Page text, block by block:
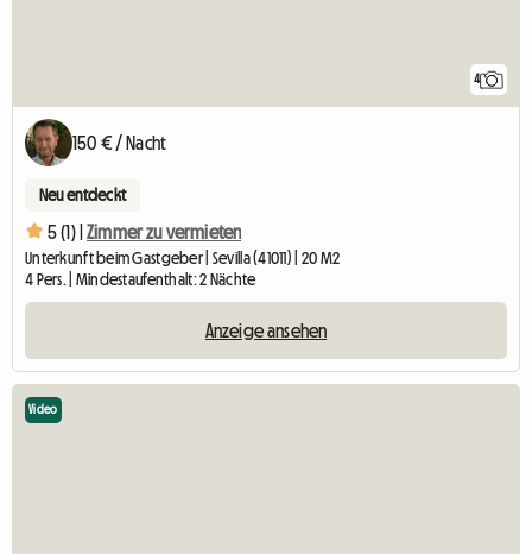
4
150 € / Nacht
Neu entdeckt
5 (1) | Zimmer zu vermieten
Unterkunft beim Gastgeber | Sevilla (41011) | 20 M2
4 Pers. | Mindestaufenthalt: 2 Nächte
Anzeige ansehen
Video